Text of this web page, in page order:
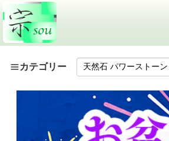
カテゴリー